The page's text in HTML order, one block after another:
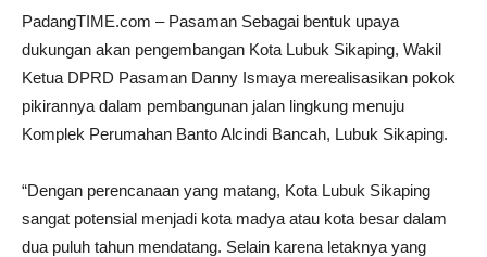
PadangTIME.com – Pasaman Sebagai bentuk upaya
dukungan akan pengembangan Kota Lubuk Sikaping, Wakil
Ketua DPRD Pasaman Danny Ismaya merealisasikan pokok
pikirannya dalam pembangunan jalan lingkung menuju
Komplek Perumahan Banto Alcindi Bancah, Lubuk Sikaping.
“Dengan perencanaan yang matang, Kota Lubuk Sikaping
sangat potensial menjadi kota madya atau kota besar dalam
dua puluh tahun mendatang. Selain karena letaknya yang